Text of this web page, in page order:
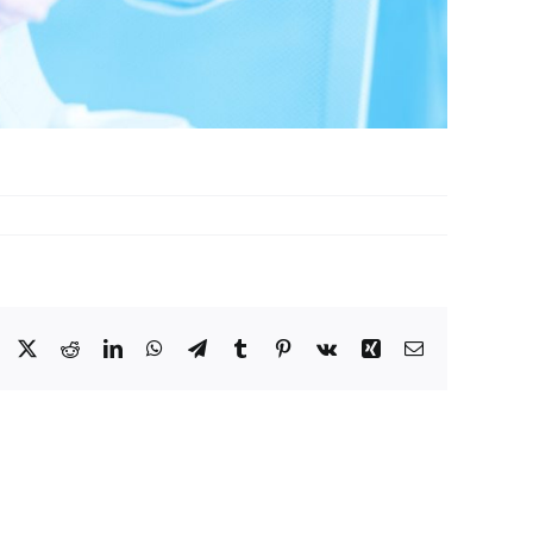
Facebook
X RedditLinkedInWhatsApp
TelegramTumblr Pinterest
Vk Xing Email